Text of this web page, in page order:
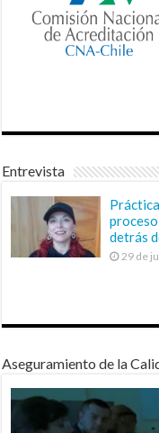
Entrevista
detrás
29 de
Aseguramiento de la